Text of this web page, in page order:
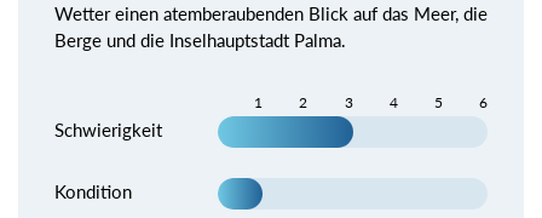
Wetter einen atemberaubenden Blick auf das Meer, die
Berge und die Inselhauptstadt Palma.
1 2 3 4 5 6
Schwierigkeit
Kondition